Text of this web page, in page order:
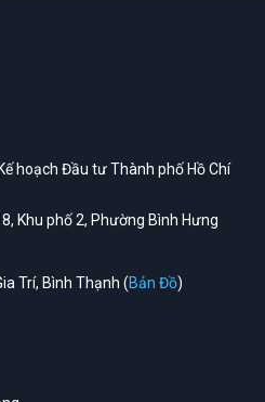
hoạch Đầu tư Thành phố Hồ Chí
Khu phố 2, Phường Bình Hưng
Trí, Bình Thạnh (Bản Đồ)